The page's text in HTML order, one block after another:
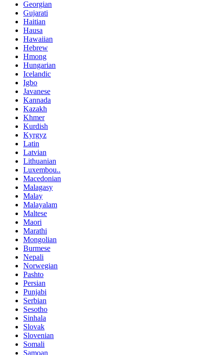
Georgian
Gujarati
Haitian
Hausa
Hawaiian
Hebrew
Hmong
Hungarian
Icelandic
Igbo
Javanese
Kannada
Kazakh
Khmer
Kurdish
Kyrgyz
Latin
Latvian
Lithuanian
Luxembou..
Macedonian
Malagasy
Malay
Malayalam
Maltese
Maori
Marathi
Mongolian
Burmese
Nepali
Norwegian
Pashto
Persian
Punjabi
Serbian
Sesotho
Sinhala
Slovak
Slovenian
Somali
Samoan